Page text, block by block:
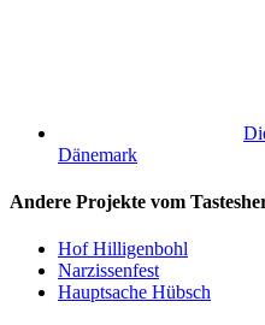
Dänemark
Andere Projekte vom
Hof Hilligenbohl
Narzissenfest
Hauptsache Hübsch